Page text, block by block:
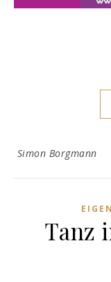
Simon Borgmann
Tanz